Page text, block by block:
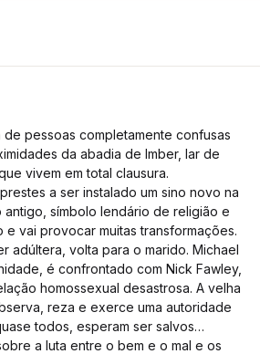
de pessoas completamente confusas
da abadia de Imber, lar de
vivem em total clausura.
a ser instalado um sino novo na
símbolo lendário de religião e
vai provocar muitas transformações.
adúltera, volta para o marido. Michael
é confrontado com Nick Fawley,
homossexual desastrosa. A velha
reza e exerce uma autoridade
todos, esperam ser salvos…
a luta entre o bem e o mal e os